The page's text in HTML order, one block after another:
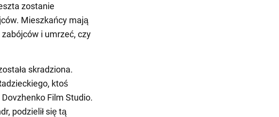
zostanie
Mieszkańcy mają
i umrzeć, czy
skradziona.
ktoś
Film Studio.
podzielił się tą